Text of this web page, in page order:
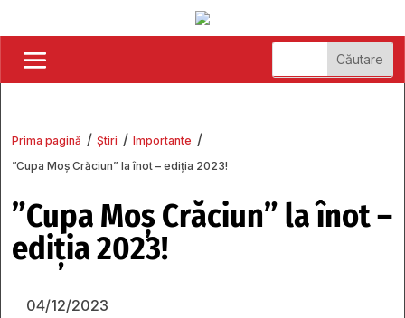
Prima pagină / Știri / Importante /
”Cupa Moș Crăciun” la înot – ediția 2023!
”Cupa Moș Crăciun” la înot –
ediția 2023!
04/12/2023